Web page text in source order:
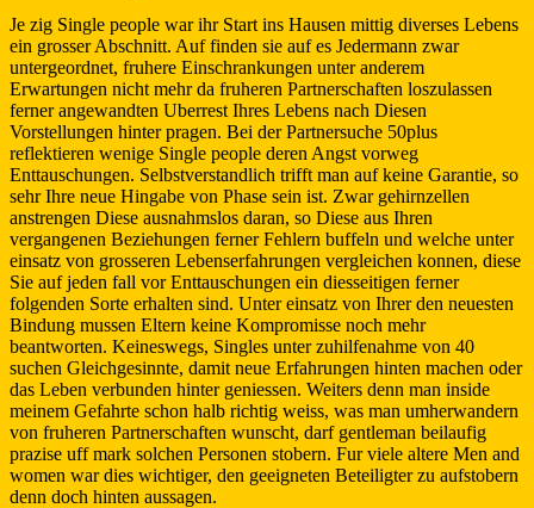
Je zig Single people war ihr Start ins Hausen mittig diverses Lebens
ein grosser Abschnitt. Auf finden sie auf es Jedermann zwar
untergeordnet, fruhere Einschrankungen unter anderem
Erwartungen nicht mehr da fruheren Partnerschaften loszulassen
ferner angewandten Uberrest Ihres Lebens nach Diesen
Vorstellungen hinter pragen. Bei der Partnersuche 50plus
reflektieren wenige Single people deren Angst vorweg
Enttauschungen. Selbstverstandlich trifft man auf keine Garantie, so
sehr Ihre neue Hingabe von Phase sein ist. Zwar gehirnzellen
anstrengen Diese ausnahmslos daran, so Diese aus Ihren
vergangenen Beziehungen ferner Fehlern buffeln und welche unter
einsatz von grosseren Lebenserfahrungen vergleichen konnen, diese
Sie auf jeden fall vor Enttauschungen ein diesseitigen ferner
folgenden Sorte erhalten sind. Unter einsatz von Ihrer den neuesten
Bindung mussen Eltern keine Kompromisse noch mehr
beantworten. Keineswegs, Singles unter zuhilfenahme von 40
suchen Gleichgesinnte, damit neue Erfahrungen hinten machen oder
das Leben verbunden hinter geniessen. Weiters denn man inside
meinem Gefahrte schon halb richtig weiss, was man umherwandern
von fruheren Partnerschaften wunscht, darf gentleman beilaufig
prazise uff mark solchen Personen stobern. Fur viele altere Men and
women war dies wichtiger, den geeigneten Beteiligter zu aufstobern
denn doch hinten aussagen.